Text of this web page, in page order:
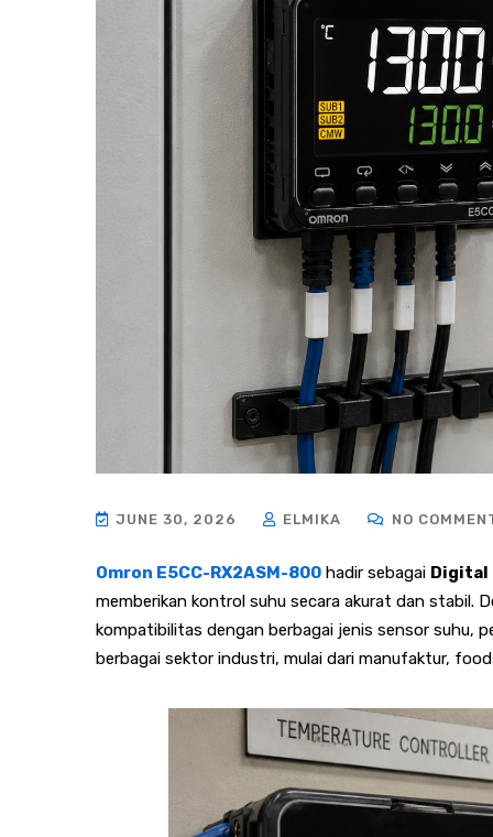
JUNE 30, 2026 ELMIKA NO
Omron E5CC-RX2ASM-800 hadir sebagai Digital
memberikan kontrol suhu secara akurat dan stabil.
kompatibilitas dengan berbagai jenis sensor suhu,
berbagai sektor industri, mulai dari manufaktur,